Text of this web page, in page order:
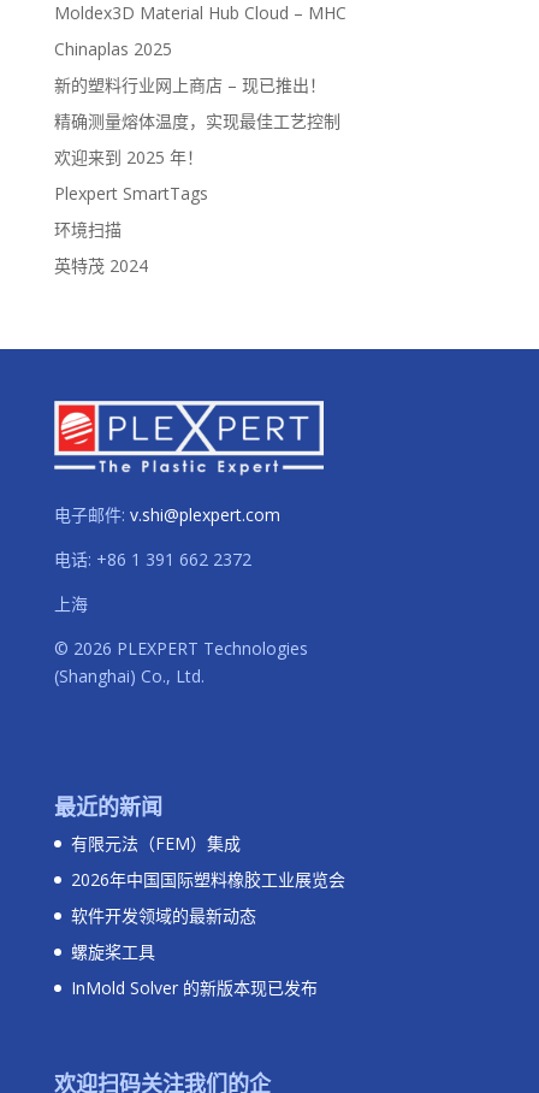
Moldex3D Material Hub Cloud – MHC
Chinaplas 2025
新的塑料行业网上商店 – 现已推出！
精确测量熔体温度，实现最佳工艺控制
欢迎来到 2025 年！
Plexpert SmartTags
环境扫描
英特茂 2024
电子邮件: v.shi@plexpert.com
电话: +86 1 391 662 2372
上海
© 2026 PLEXPERT Technologies
(Shanghai) Co., Ltd.
最近的新闻
有限元法（FEM）集成
2026年中国国际塑料橡胶工业展览会
软件开发领域的最新动态
螺旋桨工具
InMold Solver 的新版本现已发布
欢迎扫码关注我们的企